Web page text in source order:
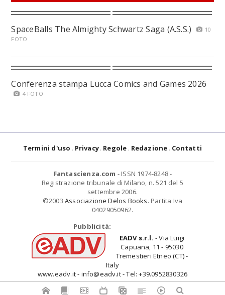
SpaceBalls The Almighty Schwartz Saga (A.S.S.)
10
FOTO
Conferenza stampa Lucca Comics and Games 2026
4 FOTO
Termini d'uso Privacy Regole Redazione Contatti
Fantascienza.com - ISSN 1974-8248 -
Registrazione tribunale di Milano, n. 521 del 5
settembre 2006.
©2003 Associazione Delos Books. Partita Iva
04029050962.
Pubblicità:
EADV s.r.l. - Via Luigi
Capuana, 11 - 95030
Tremestieri Etneo (CT) -
Italy
www.eadv.it - info@eadv.it - Tel: +39.0952830326